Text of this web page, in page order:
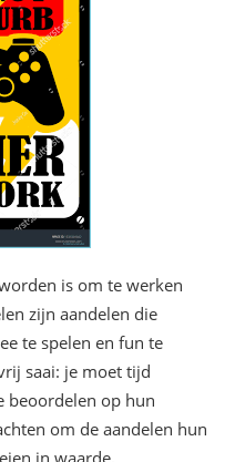
is om te werken
zijn aandelen die
te spelen en fun te
saai: je moet tijd
beoordelen op hun
om de aandelen hun
in waarde.